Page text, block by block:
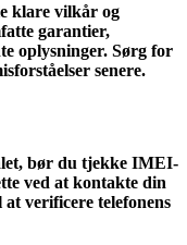
klare vilkår og
garantier,
oplysninger. Sørg for
senere.
bør du tjekke IMEI-
ved at kontakte din
verificere telefonens